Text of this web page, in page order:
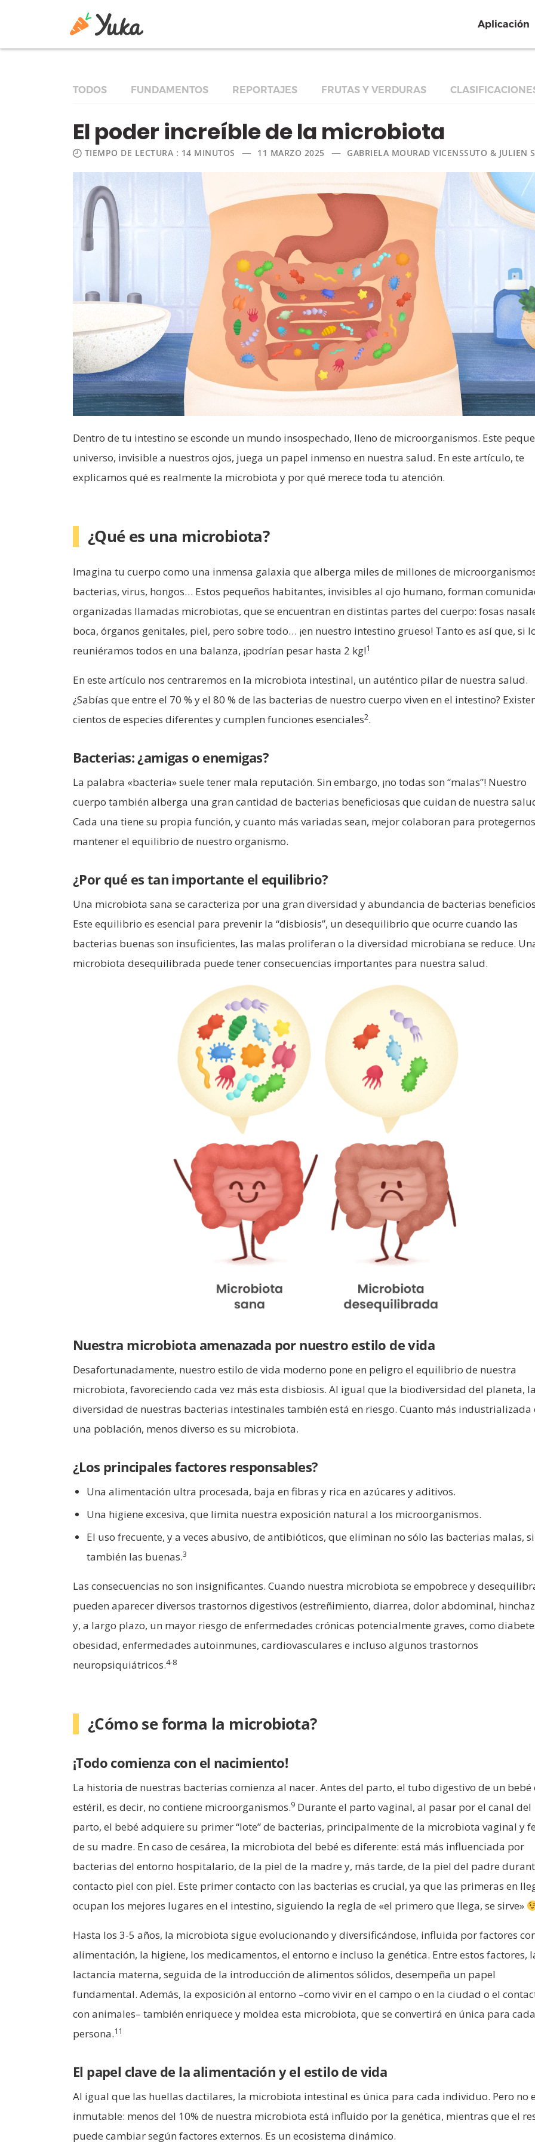
Aplicación
TODOS FUNDAMENTOS REPORTAJES FRUTAS Y VERDURAS
El poder increíble de la microbiota
TIEMPO DE LECTURA : 14 MINUTOS — 11 MARZO 2025 — GABRIELA MOURAD VICENSSUTO & JULIEN
Dentro de tu intestino se esconde un mundo insospechado, lleno de microorganismos. Este
universo, invisible a nuestros ojos, juega un papel inmenso en nuestra salud. En este artículo, te
explicamos qué es realmente la microbiota y por qué merece toda tu atención.
¿Qué es una microbiota?
Imagina tu cuerpo como una inmensa galaxia que alberga miles de millones de
bacterias, virus, hongos… Estos pequeños habitantes, invisibles al ojo humano, forman
organizadas llamadas microbiotas, que se encuentran en distintas partes del cuerpo: fosas
boca, órganos genitales, piel, pero sobre todo… ¡en nuestro intestino grueso! Tanto es así que, si
reuniéramos todos en una balanza, ¡podrían pesar hasta 2 kg!1
En este artículo nos centraremos en la microbiota intestinal, un auténtico pilar de nuestra salud.
¿Sabías que entre el 70 % y el 80 % de las bacterias de nuestro cuerpo viven en el intestino?
cientos de especies diferentes y cumplen funciones esenciales2.
Bacterias: ¿amigas o enemigas?
La palabra «bacteria» suele tener mala reputación. Sin embargo, ¡no todas son “malas”! Nuestro
cuerpo también alberga una gran cantidad de bacterias beneficiosas que cuidan de nuestra
Cada una tiene su propia función, y cuanto más variadas sean, mejor colaboran para
mantener el equilibrio de nuestro organismo.
¿Por qué es tan importante el equilibrio?
Una microbiota sana se caracteriza por una gran diversidad y abundancia de bacterias
Este equilibrio es esencial para prevenir la “disbiosis”, un desequilibrio que ocurre cuando las
bacterias buenas son insuficientes, las malas proliferan o la diversidad microbiana se reduce.
microbiota desequilibrada puede tener consecuencias importantes para nuestra salud.
Nuestra microbiota amenazada por nuestro estilo de vida
Desafortunadamente, nuestro estilo de vida moderno pone en peligro el equilibrio de nuestra
microbiota, favoreciendo cada vez más esta disbiosis. Al igual que la biodiversidad del planeta, la
diversidad de nuestras bacterias intestinales también está en riesgo. Cuanto más industrializada
una población, menos diverso es su microbiota.
¿Los principales factores responsables?
Una alimentación ultra procesada, baja en fibras y rica en azúcares y aditivos.
Una higiene excesiva, que limita nuestra exposición natural a los microorganismos.
El uso frecuente, y a veces abusivo, de antibióticos, que eliminan no sólo las bacterias malas,
también las buenas.3
Las consecuencias no son insignificantes. Cuando nuestra microbiota se empobrece y
pueden aparecer diversos trastornos digestivos (estreñimiento, diarrea, dolor abdominal,
y, a largo plazo, un mayor riesgo de enfermedades crónicas potencialmente graves, como
obesidad, enfermedades autoinmunes, cardiovasculares e incluso algunos trastornos
neuropsiquiátricos.4-8
¿Cómo se forma la microbiota?
¡Todo comienza con el nacimiento!
La historia de nuestras bacterias comienza al nacer. Antes del parto, el tubo digestivo de un bebé
estéril, es decir, no contiene microorganismos.9 Durante el parto vaginal, al pasar por el canal del
parto, el bebé adquiere su primer “lote” de bacterias, principalmente de la microbiota vaginal y
de su madre. En caso de cesárea, la microbiota del bebé es diferente: está más influenciada por
bacterias del entorno hospitalario, de la piel de la madre y, más tarde, de la piel del padre
contacto piel con piel. Este primer contacto con las bacterias es crucial, ya que las primeras en
ocupan los mejores lugares en el intestino, siguiendo la regla de «el primero que llega, se sirve»
Hasta los 3-5 años, la microbiota sigue evolucionando y diversificándose, influida por factores
alimentación, la higiene, los medicamentos, el entorno e incluso la genética. Entre estos factores,
lactancia materna, seguida de la introducción de alimentos sólidos, desempeña un papel
fundamental. Además, la exposición al entorno –como vivir en el campo o en la ciudad o el
con animales– también enriquece y moldea esta microbiota, que se convertirá en única para cada
persona.11
El papel clave de la alimentación y el estilo de vida
Al igual que las huellas dactilares, la microbiota intestinal es única para cada individuo. Pero no
inmutable: menos del 10% de nuestra microbiota está influido por la genética, mientras que el
puede cambiar según factores externos. Es un ecosistema dinámico.